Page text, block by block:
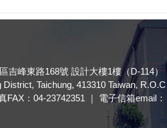
吉峰東路168號 設計大樓1樓（D-114）
Taichung, 413310 Taiwan, R.O.C
FAX：04-23742351 ｜ 電子信箱email